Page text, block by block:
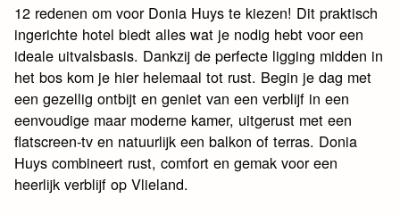
12 redenen om voor Donia Huys te kiezen! Dit praktisch
ingerichte hotel biedt alles wat je nodig hebt voor een
ideale uitvalsbasis. Dankzij de perfecte ligging midden in
het bos kom je hier helemaal tot rust. Begin je dag met
een gezellig ontbijt en geniet van een verblijf in een
eenvoudige maar moderne kamer, uitgerust met een
flatscreen-tv en natuurlijk een balkon of terras. Donia
Huys combineert rust, comfort en gemak voor een
heerlijk verblijf op Vlieland.